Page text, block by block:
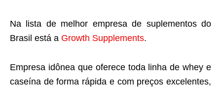
Na lista de melhor empresa de suplementos do
Brasil está a Growth Supplements.
Empresa idônea que oferece toda linha de whey e
caseína de forma rápida e com preços excelentes,